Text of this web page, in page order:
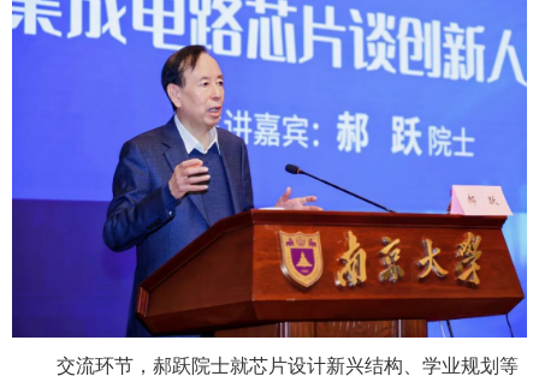
交流环节，郝跃院士就芯片设计新兴结构、学业规划等